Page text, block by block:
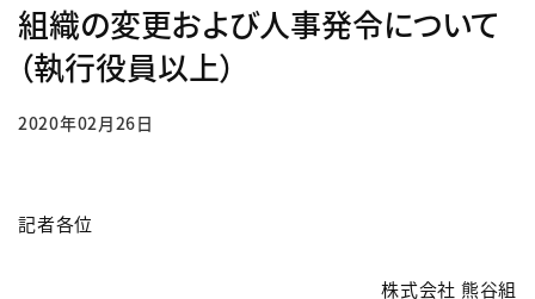
組織の変更および人事発令について
（執行役員以上）
2020年02月26日
記者各位
株式会社 熊谷組